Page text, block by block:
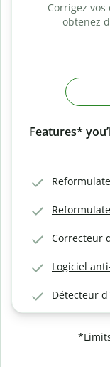
Corrigez
obtenez
Features*
Correcteur
Logiciel
Détecteur